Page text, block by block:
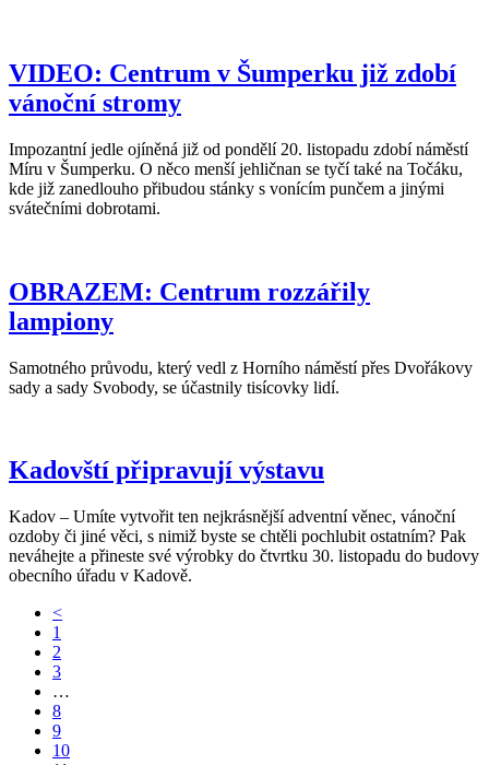
VIDEO: Centrum v Šumperku již zdobí
vánoční stromy
Impozantní jedle ojíněná již od pondělí 20. listopadu zdobí náměstí
Míru v Šumperku. O něco menší jehličnan se tyčí také na Točáku,
kde již zanedlouho přibudou stánky s vonícím punčem a jinými
svátečními dobrotami.
OBRAZEM: Centrum rozzářily
lampiony
Samotného průvodu, který vedl z Horního náměstí přes Dvořákovy
sady a sady Svobody, se účastnily tisícovky lidí.
Kadovští připravují výstavu
Kadov – Umíte vytvořit ten nejkrásnější adventní věnec, vánoční
ozdoby či jiné věci, s nimiž byste se chtěli pochlubit ostatním? Pak
neváhejte a přineste své výrobky do čtvrtku 30. listopadu do budovy
obecního úřadu v Kadově.
<
1
2
3
…
8
9
10